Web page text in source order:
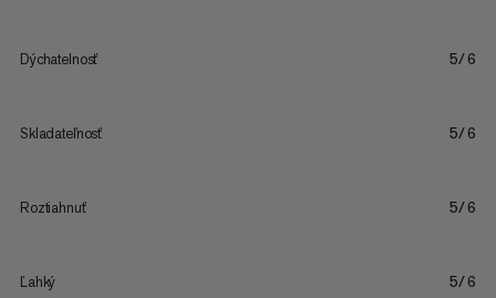
Dýchatelnosť 5/6
Skladateľnosť 5/6
Roztiahnuť 5/6
Ľahký 5/6